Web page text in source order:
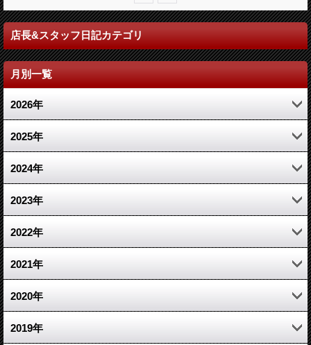
店長&スタッフ日記カテゴリ
月別一覧
2026年
7月 (7)
5月 (2)
4月 (2)
3月 (2)
2月 (1)
2025年
12月 (2)
11月 (2)
10月 (2)
9月 (2)
8月 (3)
7月 (3)
2024年
11月 (2)
5月 (1)
4月 (1)
1月 (1)
2023年
6月 (1)
5月 (3)
4月 (4)
3月 (4)
2022年
12月 (6)
11月 (6)
10月 (6)
2021年
12月 (11)
11月 (5)
2020年
12月 (5)
2019年